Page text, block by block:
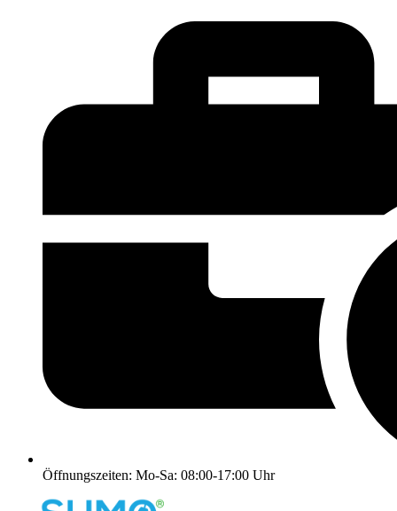
Öffnungszeiten: Mo-Sa: 08:00-17:00 Uhr